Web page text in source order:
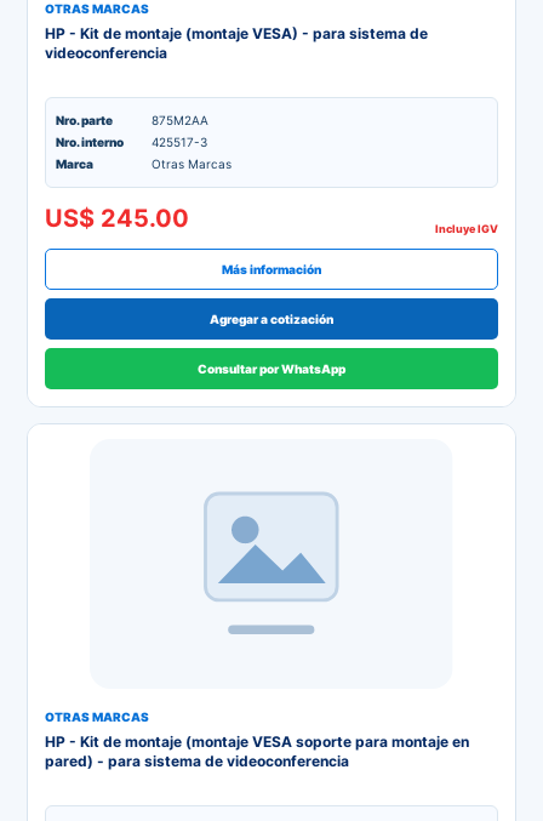
OTRAS MARCAS
HP - Kit de montaje (montaje VESA) - para sistema de
videoconferencia
Nro. parte
875M2AA
Nro. interno
425517-3
Marca
Otras Marcas
US$ 245.00 Incluye IGV
Más información
Agregar a cotización
Consultar por WhatsApp
OTRAS MARCAS
HP - Kit de montaje (montaje VESA soporte para montaje en
pared) - para sistema de videoconferencia